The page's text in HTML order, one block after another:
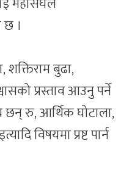
।
शक्तिराम बुढा,
प्रस्ताव आउनु पर्ने
रु, आर्थिक घोटाला,
विषयमा प्रष्ट पार्न